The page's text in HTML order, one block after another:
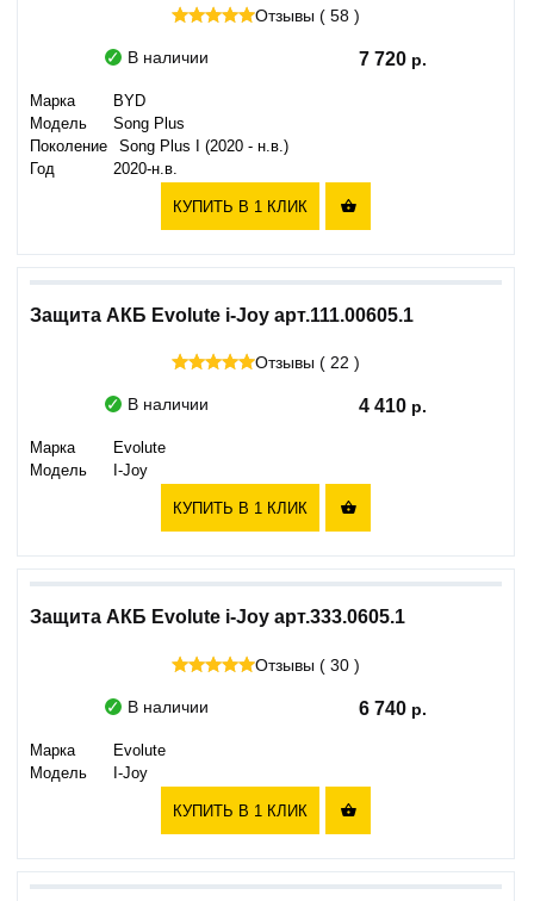
Отзывы ( 58 )
В наличии 7 720
Марка
BYD
Модель
Song Plus
Поколение
Song Plus I (2020 - н.в.)
Год
2020-н.в.
КУПИТЬ В 1 КЛИК 
Защита АКБ Evolute i-Joy арт.111.00605.1
Отзывы ( 22 )
В наличии 4 410
Марка
Evolute
Модель
I-Joy
КУПИТЬ В 1 КЛИК 
Защита АКБ Evolute i-Joy арт.333.0605.1
Отзывы ( 30 )
В наличии 6 740
Марка
Evolute
Модель
I-Joy
КУПИТЬ В 1 КЛИК 